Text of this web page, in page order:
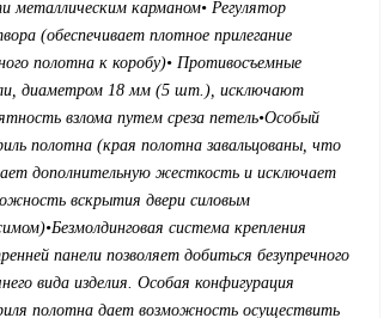
металлическим карманом• Регулятор
(обеспечивает плотное прилегание
полотна к коробу)• Противосъемные
диаметром 18 мм (5 шт.), исключают
взлома путем среза петель•Особый
полотна (края полотна завальцованы, что
дополнительную жесткость и исключает
вскрытия двери силовым
•Безмолдинговая система крепления
панели позволяет добиться безупречного
вида изделия. Особая конфигурация
полотна дает возможность осуществить